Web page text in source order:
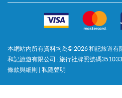
本網站內所有資料均為© 2026和記旅遊有
和記旅遊有限公司 : 旅行社牌照號碼351033
條款與細則 | 私隱聲明